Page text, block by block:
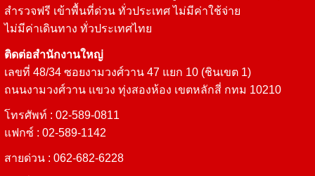
สำรวจฟรี เข้าพื้นที่ด่วน ทั่วประเทศ ไม่มีค่าใช้จ่าย
ไม่มีค่าเดินทาง ทั่วประเทศไทย
ติดต่อสำนักงานใหญ่
เลขที่ 48/34 ซอยงามวงศ์วาน 47 แยก 10 (ชินเขต 1)
ถนนงามวงศ์วาน เเขวง ทุ่งสองห้อง เขตหลักสี่ กทม 10210
โทรศัพท์ : 02-589-0811
แฟกซ์ : 02-589-1142
สายด่วน : 062-682-6228